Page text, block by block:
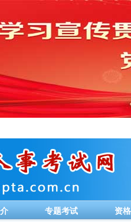
专题考试 资